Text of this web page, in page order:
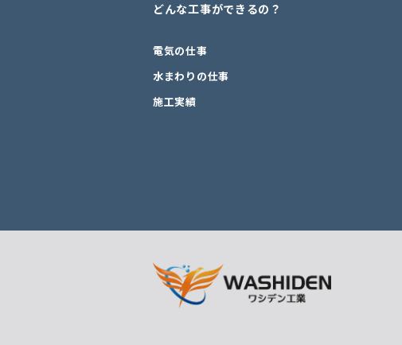
どんな工事ができるの？
電気の仕事
水まわりの仕事
施工実績